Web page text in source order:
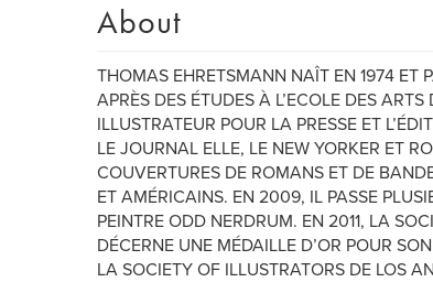
About
THOMAS EHRETSMANN NAÎT EN 1974 ET
APRÈS DES ÉTUDES À L’ECOLE DES
ILLUSTRATEUR POUR LA PRESSE ET
LE JOURNAL ELLE, LE NEW YORKER ET
COUVERTURES DE ROMANS ET DE
ET AMÉRICAINS. EN 2009, IL PASSE
PEINTRE ODD NERDRUM. EN 2011, LA
DÉCERNE UNE MÉDAILLE D’OR POUR
LA SOCIETY OF ILLUSTRATORS DE LOS